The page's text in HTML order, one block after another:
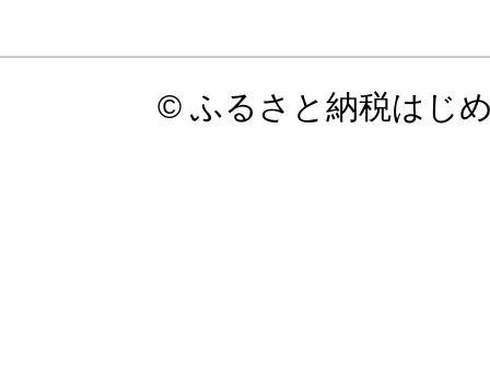
© ふるさと納税はじ